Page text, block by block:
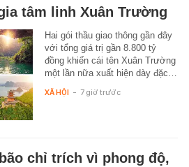
tâm linh Xuân Trường
Hai gói thầu giao thông gần đây
với tổng giá trị gần 8.800 tỷ
đồng khiến cái tên Xuân Trường
một lần nữa xuất hiện dày đặc…
XÃ HỘI - 7 giờ trước
chỉ trích vì phong độ,